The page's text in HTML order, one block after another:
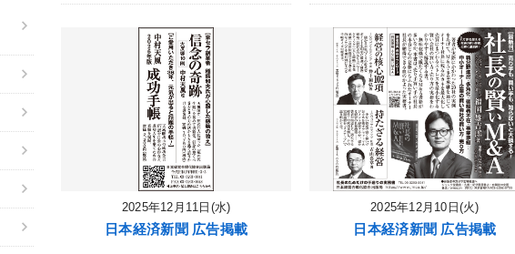
2025年12月11日(水)
日本経済新聞 広告掲載
2025年12月10日(火)
日本経済新聞 広告掲載